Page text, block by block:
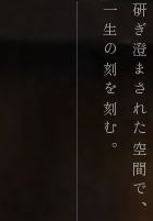
研ぎ澄まされた空間で、
一生の刻を刻む。